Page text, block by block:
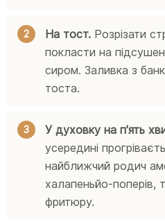
На тост. Розрізати
покласти на
сиром. Заливка з
тоста.
У духовку на п'ять
усередині
найближчий родич
халапеньйо-поперів,
фритюру.